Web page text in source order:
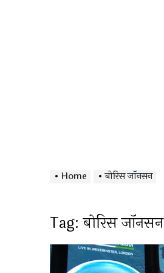
Home बोरिस जॉनसन
Tag:बोरिस जॉनसन